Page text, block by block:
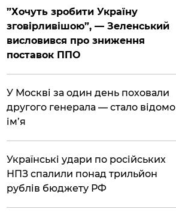
​”Хочуть зробити Україну
зговірливішою”, — Зеленський
висловився про зниження
поставок ППО
​У Москві за один день поховали
другого генерала — стало відомо
ім’я
​Українські удари по російських
НПЗ спалили понад трильйон
рублів бюджету РФ